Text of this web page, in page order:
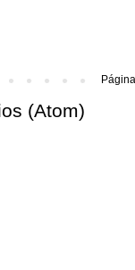
(Atom)